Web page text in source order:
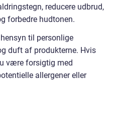
reducere udbrud,
forbedre hudtonen.
til personlige
duft af produkterne. Hvis
være forsigtig med
allergener eller